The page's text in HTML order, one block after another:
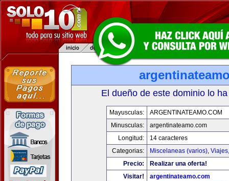
El dueño de este dominio lo
Mayusculas:
ARGENTINATEAMO.COM
Minusculas:
argentinateamo.com
Longitud:
14 caracteres
Categorias:
Miscelaneas (varios),
Precio:
Realizar una oferta!
Visitar!
argentinateamo.com